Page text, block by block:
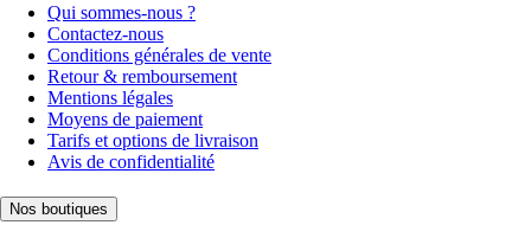
Qui sommes-nous ?
Contactez-nous
Conditions générales de vente
Retour & remboursement
Mentions légales
Moyens de paiement
Tarifs et options de livraison
Avis de confidentialité
Nos boutiques